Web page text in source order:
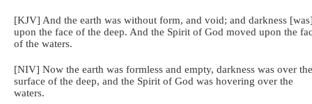
[KJV] And the earth was without form, and void; and darkness
upon the face of the deep. And the Spirit of God moved upon the
of the waters.
[NIV] Now the earth was formless and empty, darkness was over the
surface of the deep, and the Spirit of God was hovering over the
waters.